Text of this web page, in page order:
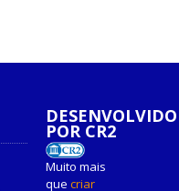
DESENVOLVIDO
POR CR2
Muito mais
que criar